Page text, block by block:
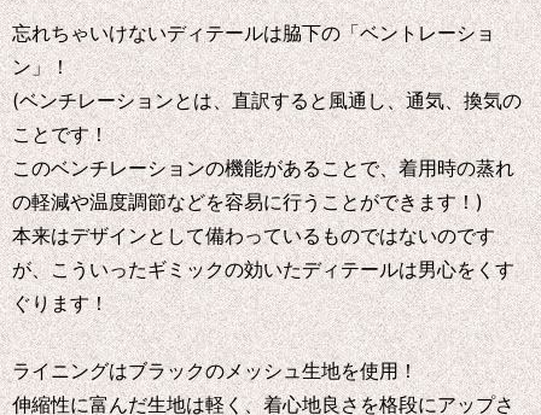
忘れちゃいけないディテールは脇下の「ベントレーショ
ン」！
(ベンチレーションとは、直訳すると風通し、通気、換気の
ことです！
このベンチレーションの機能があることで、着用時の蒸れ
の軽減や温度調節などを容易に行うことができます！)
本来はデザインとして備わっているものではないのです
が、こういったギミックの効いたディテールは男心をくす
ぐります！
ライニングはブラックのメッシュ生地を使用！
伸縮性に富んだ生地は軽く、着心地良さを格段にアップさ